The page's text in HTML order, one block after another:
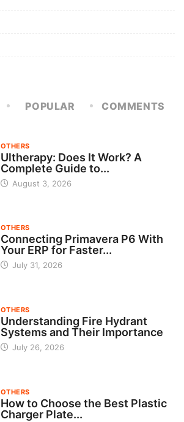
POPULAR COMMENTS
OTHERS
Ultherapy: Does It Work? A
Complete Guide to...
August 3, 2026
OTHERS
Connecting Primavera P6 With
Your ERP for Faster...
July 31, 2026
OTHERS
Understanding Fire Hydrant
Systems and Their Importance
July 26, 2026
OTHERS
How to Choose the Best Plastic
Charger Plate...